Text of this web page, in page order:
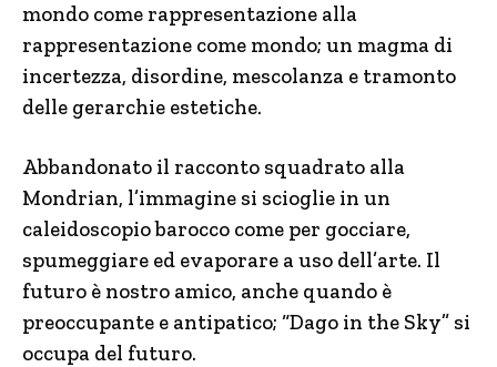
mondo come rappresentazione alla
rappresentazione come mondo; un magma di
incertezza, disordine, mescolanza e tramonto
delle gerarchie estetiche.
Abbandonato il racconto squadrato alla
Mondrian, l’immagine si scioglie in un
caleidoscopio barocco come per gocciare,
spumeggiare ed evaporare a uso dell’arte. Il
futuro è nostro amico, anche quando è
preoccupante e antipatico; “Dago in the Sky” si
occupa del futuro.